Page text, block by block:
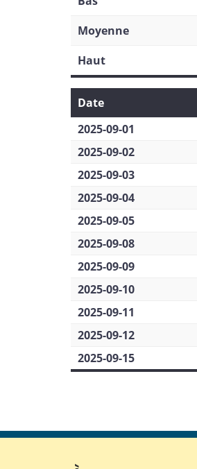
Moyenne
Haut
Date
2025-09-01
2025-09-02
2025-09-03
2025-09-04
2025-09-05
2025-09-08
2025-09-09
2025-09-10
2025-09-11
2025-09-12
2025-09-15